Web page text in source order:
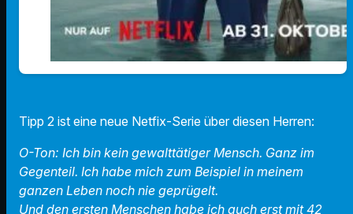
Tipp 2 ist eine neue Netfix-Serie über diesen Herren:
O-Ton: Ich bin kein gewalttätiger Mensch. Ganz im
Gegenteil. Ich habe mich zum Beispiel in meinem
ganzen Leben noch nie geprügelt.
Und den ersten Menschen habe ich auch erst mit 42